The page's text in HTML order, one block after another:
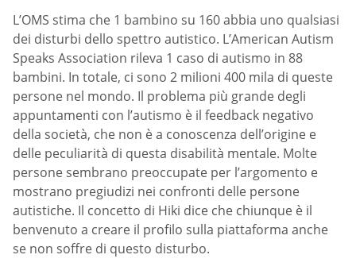
L’OMS stima che 1 bambino su 160 abbia uno qualsiasi
dei disturbi dello spettro autistico. L’American Autism
Speaks Association rileva 1 caso di autismo in 88
bambini. In totale, ci sono 2 milioni 400 mila di queste
persone nel mondo. Il problema più grande degli
appuntamenti con l’autismo è il feedback negativo
della società, che non è a conoscenza dell’origine e
delle peculiarità di questa disabilità mentale. Molte
persone sembrano preoccupate per l’argomento e
mostrano pregiudizi nei confronti delle persone
autistiche. Il concetto di Hiki dice che chiunque è il
benvenuto a creare il profilo sulla piattaforma anche
se non soffre di questo disturbo.